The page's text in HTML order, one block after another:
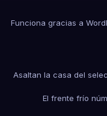
Funciona gracias a
Asaltan la casa del
El frente frío